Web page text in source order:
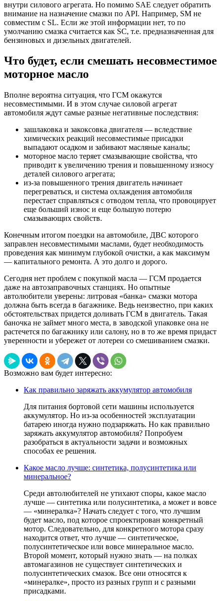
внутри силового агрегата. Но помимо SAE следует обратить
внимание на назначение смазки по API. Например, SM не
совместим с SL. Если же этой информации нет, то по
умолчанию смазка считается как SC, т.е. предназначенная для
бензиновых и дизельных двигателей.
Что будет, если смешать несовместимое
моторное масло
Вполне вероятна ситуация, что ГСМ окажутся
несовместимыми. И в этом случае силовой агрегат
автомобиля ждут самые разные негативные последствия:
зашлаковка и закоксовка двигателя — вследствие
химических реакций несовместимые присадки
выпадают осадком и забивают масляные каналы;
моторное масло теряет смазывающие свойства, что
приводит к увеличению трения и повышенному износу
деталей силового агрегата;
из-за повышенного трения двигатель начинает
перегреваться, и система охлаждения автомобиля
перестает справляться с отводом тепла, что провоцирует
еще больший износ и еще большую потерю
смазывающих свойств.
Конечным итогом поездки на автомобиле, ДВС которого
заправлен несовместимыми маслами, будет необходимость
проведения как минимум глубокой очистки, а как максимум
— капитального ремонта. А это долго и дорого.
Сегодня нет проблем с покупкой масла — ГСМ продается
даже на автозаправочных станциях. Но опытные
автолюбители уверены: литровая «банка» смазки мотора
должна быть всегда в багажнике. Ведь неизвестно, при каких
обстоятельствах придется доливать ГСМ в двигатель. Такая
баночка не займет много места, в заводской упаковке она не
растечется по багажнику или салону, но в то же время придаст
уверенности и убережет от лотереи со смешиванием смазки.
Возможно вам будет интересно:
Как правильно заряжать аккумулятор автомобиля
Для питания бортовой сети машины используется
аккумулятор. Но из-за особенностей эксплуатации
батарею иногда нужно подзаряжать. Но как правильно
заряжать аккумулятор автомобиля? Попробуем
разобраться в актуальности задачи и возможных
способах ее решения.
Какое масло лучше: синтетика, полусинтетика или
минеральное?
Среди автолюбителей не утихают споры, какое масло
лучше — синтетика или полусинтетика, а может и вовсе
— «минералка»? Начать следует с того, что лучшим
будет масло, под которое спроектирован конкретный
мотор. Следовательно, для конкретного мотора сразу
находится ответ, что лучше — синтетическое,
полусинтетическое или вовсе минеральное масло.
Второй момент, который нужно знать — на полках
автомагазинов не существует синтетических и
полусинтетических смазок. Все они относятся к
«минералке», просто из разных групп и с разными
присадками.